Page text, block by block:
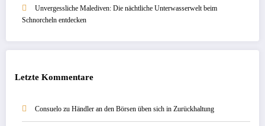
Unvergessliche Malediven: Die nächtliche Unterwasserwelt beim
Schnorcheln entdecken
Letzte Kommentare
Consuelo zu Händler an den Börsen üben sich in Zurückhaltung